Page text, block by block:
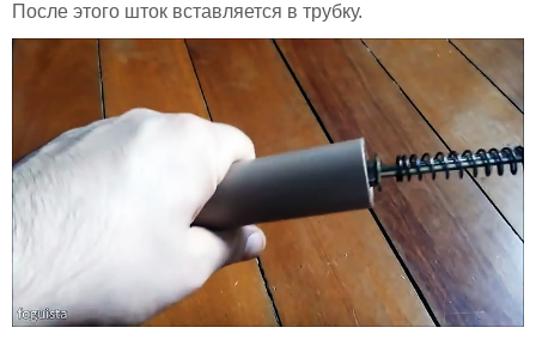
После этого шток вставляется в трубку.